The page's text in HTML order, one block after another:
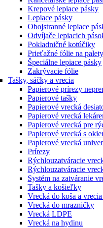
Krepové lepiace pásky
Lepiace pásky
Obojstranné lepiace
Odvíjače lepiacich
Pokladničné kotúčiky
Prieťažné fólie na palety
Špeciálne lepiace pásky
Zakrývacie fólie
Tašky, sáčky a vrecia
Papierové prírezy
Papierové tašky
Papierové vrecká
Papierové vrecká
Papierové vrecká pre
Papierové vrecká s
Papierové vrecká
Prírezy
Rýchlouzatváracie
Rýchlouzatváracie
Systém na zatváranie
Tašky a košieľky
Vrecká do koša a
Vrecká do mrazničky
Vrecká LDPE
Vrecká na hydinu